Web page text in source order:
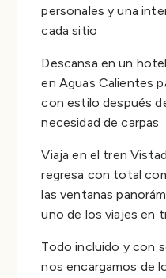
personales y una
cada sitio
Descansa en un
en Aguas Calientes
con estilo después
necesidad de carpas
Viaja en el tren
regresa con total
las ventanas
uno de los viajes en
Todo incluido y con
nos encargamos de